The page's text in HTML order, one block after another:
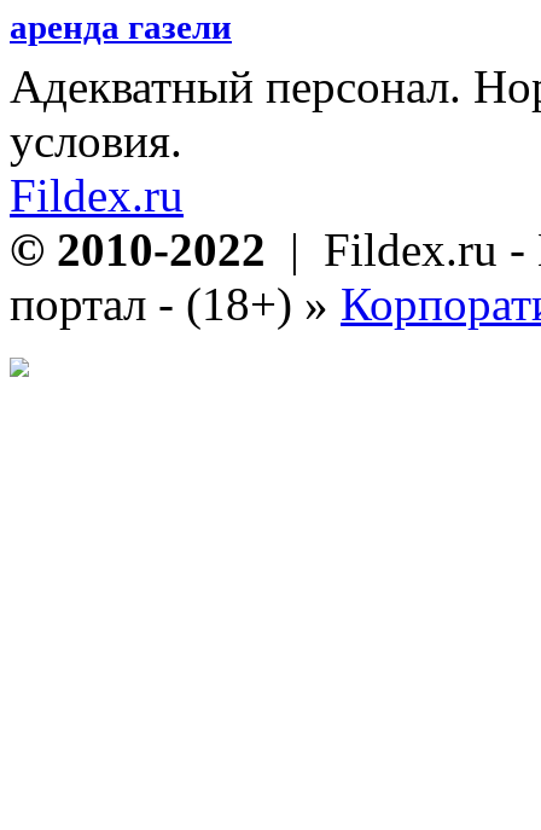
аренда газели
Адекватный персонал.
условия.
Fildex.ru
© 2010-2022 | Fildex.ru -
портал - (18+) »